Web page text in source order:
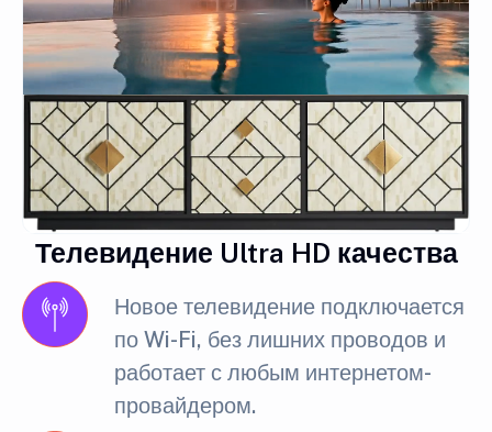
Телевидение Ultra HD качества
Новое телевидение подключается
по Wi-Fi, без лишних проводов и
работает с любым интернетом-
провайдером.